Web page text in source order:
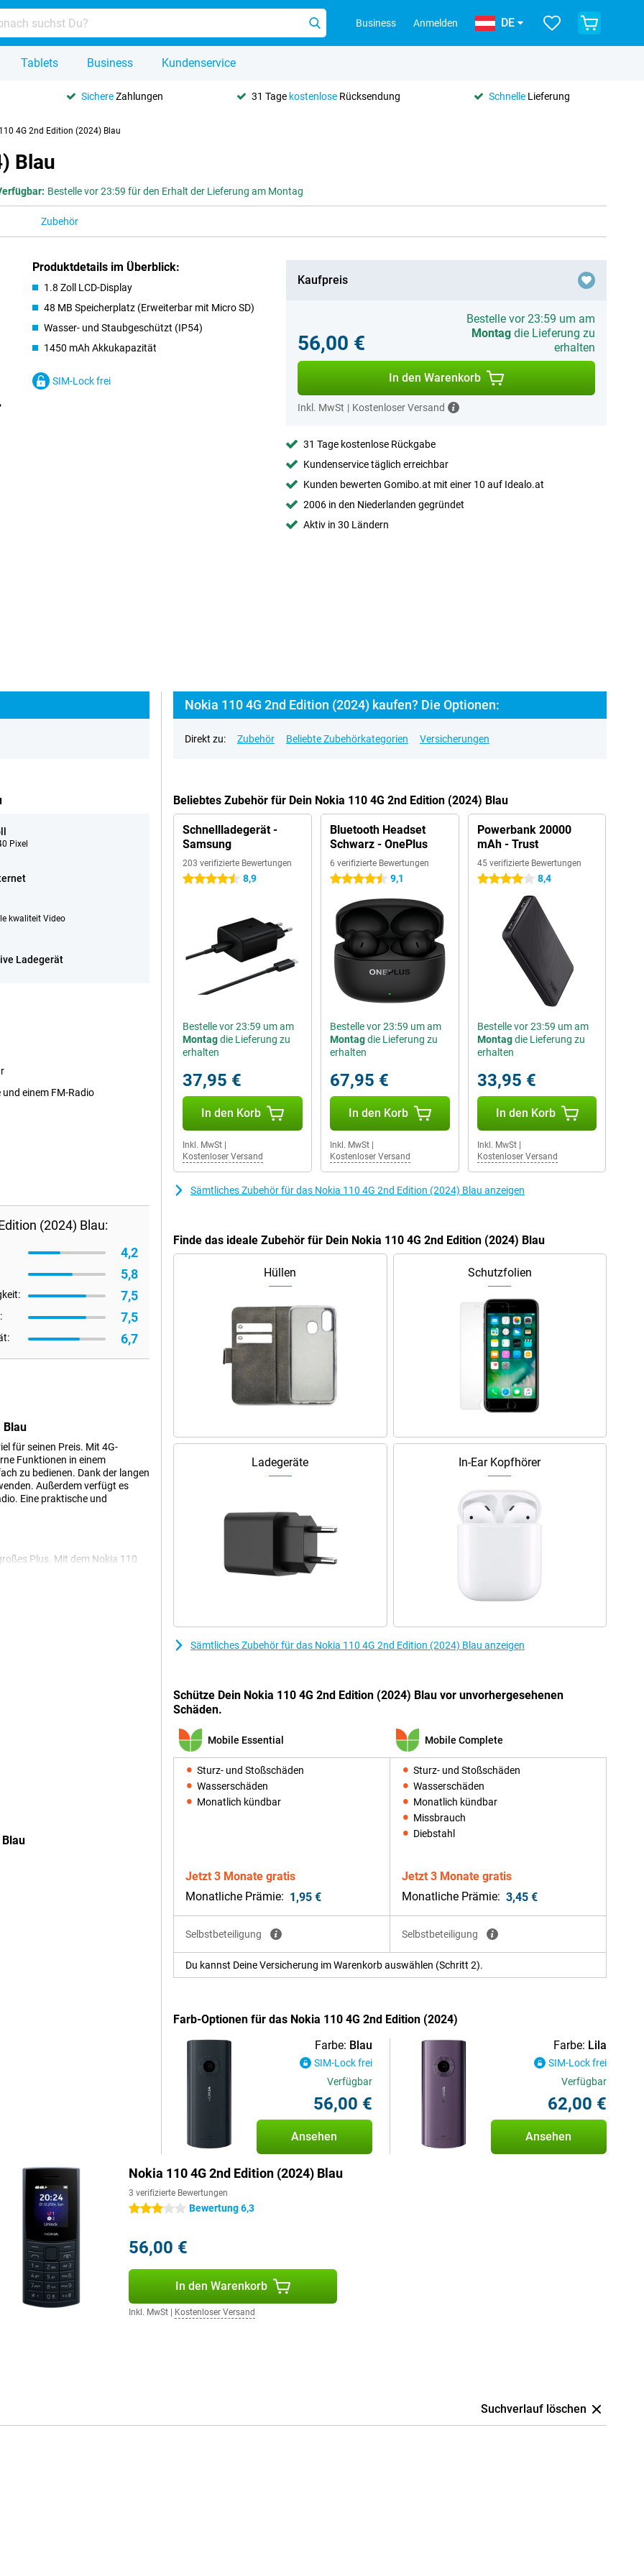
Business Anmelden DE
Tablets Business Kundenservice
SichereZahlungen 31 Tage kostenloseRücksendung SchnelleLieferung
4G 2nd Edition (2024) Blau
Blau
Bestelle vor 23:59 für den Erhalt der Lieferung am Montag
Zubehör
Produktdetails im Überblick:
1.8 Zoll LCD-Display
48 MB Speicherplatz (Erweiterbar mit Micro SD)
Wasser- und Staubgeschützt (IP54)
1450 mAh Akkukapazität
SIM-Lock frei
Kaufpreis
56,00 €
Bestelle vor 23:59 um am
Montagdie Lieferung zu
erhalten
In den Warenkorb
Inkl. MwSt | Kostenloser Versand
31 Tage kostenlose Rückgabe
Kundenservice täglich erreichbar
Kunden bewerten Gomibo.at mit einer 10 auf Idealo.at
2006 in den Niederlanden gegründet
Aktiv in 30 Ländern
Pixel
kwaliteit Video
Ladegerät
einem FM-Radio
(2024) Blau:
4,2
5,8
7,5
7,5
6,7
Blau
für seinen Preis. Mit 4G-
Funktionen in einem
zu bedienen. Dank der langen
Außerdem verfügt es
Eine praktische und
Plus. Mit dem Nokia 110
Abrufen von Wetterdaten
einzigen Ladung sehr lange
ein Ersatzgerät suchen.
oder Musik hören, hält der
überallhin mitnehmen.
an das Sie sich erinnern
und Radio genießen.
und des leistungsstarken
Sie jeden Ort in eine Party
Nokia 110 4G 2nd Edition (2024) kaufen? Die Optionen:
Direkt zu: Zubehör Beliebte Zubehörkategorien Versicherungen
Beliebtes Zubehör für Dein Nokia 110 4G 2nd Edition (2024) Blau
Schnellladegerät -
Samsung
203 verifizierte Bewertungen
4.5 Sterne 8,9
Bestelle vor 23:59 um am
Montagdie Lieferung zu
erhalten
37,95 €
In den Korb
Inkl. MwSt
Kostenloser Versand
Bluetooth Headset
Schwarz - OnePlus
6 verifizierte Bewertungen
4.5 Sterne 9,1
Bestelle vor 23:59 um am
Montagdie Lieferung zu
erhalten
67,95 €
In den Korb
Inkl. MwSt|
Kostenloser Versand
Powerbank 20000
mAh - Trust
45 verifizierte Bewertungen
4 Sterne 8,4
Bestelle vor 23:59 um am
Montagdie Lieferung zu
erhalten
33,95 €
In den Korb
Inkl. MwSt|
Kostenloser Versand
Sämtliches Zubehör für das Nokia 110 4G 2nd Edition (2024) Blau anzeigen
Finde das ideale Zubehör für Dein Nokia 110 4G 2nd Edition (2024) Blau
Hüllen Schutzfolien
Ladegeräte In-Ear Kopfhörer
Sämtliches Zubehör für das Nokia 110 4G 2nd Edition (2024) Blau anzeigen
Schütze Dein Nokia 110 4G 2nd Edition (2024) Blau vor unvorhergesehenen
Schäden.
Mobile Essential
Sturz- und Stoßschäden
Wasserschäden
Monatlich kündbar
Jetzt 3 Monate gratis
Monatliche Prämie: 1,95 €
Selbstbeteiligung
Mobile Complete
Sturz- und Stoßschäden
Wasserschäden
Monatlich kündbar
Missbrauch
Diebstahl
Jetzt 3 Monate gratis
Monatliche Prämie: 3,45 €
Selbstbeteiligung
Du kannst Deine Versicherung im Warenkorb auswählen (Schritt 2).
Farb-Optionen für das Nokia 110 4G 2nd Edition (2024)
Farbe: Blau
SIM-Lock frei
Verfügbar
56,00 €
Ansehen
Farbe: Lila
SIM-Lock frei
Verfügbar
62,00 €
Ansehen
Nokia 110 4G 2nd Edition (2024) Blau
3 verifizierte Bewertungen
3 SterneBewertung 6,3
56,00 €
In den Warenkorb
Inkl. MwSt Kostenloser Versand
Suchverlauf löschen